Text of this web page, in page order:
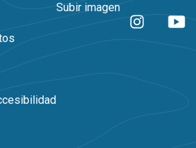
Subir imagen